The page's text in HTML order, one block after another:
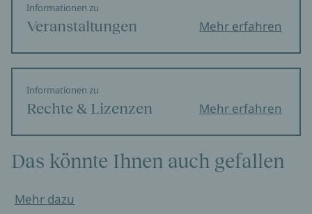
Informationen zu
Veranstaltungen Mehr erfahren
Informationen zu
Rechte & Lizenzen Mehr erfahren
Das könnte Ihnen auch gefallen
Mehr dazu